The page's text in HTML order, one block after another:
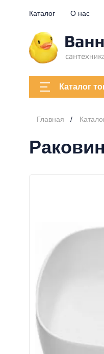
Каталог О нас
Каталог
Главная